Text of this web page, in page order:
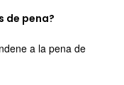
de pena?
a la pena de